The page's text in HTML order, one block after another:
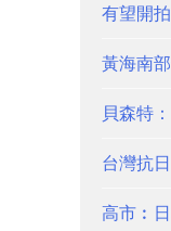
有望開
黃海南
貝森特
台灣抗
高市︰